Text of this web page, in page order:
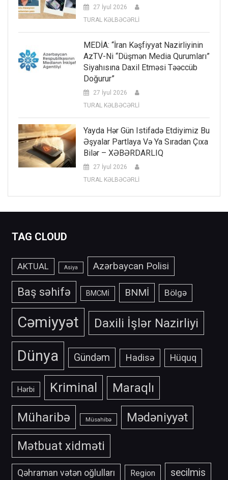
27 İyul 2026
TURAL KƏLBƏCƏRLİ
MEDİA: “İran Kəşfiyyat Nazirliyinin
AzTV-Ni “düşmən Media Qurumları”
Siyahısına Daxil Etməsi Təəccüb
Doğurur”
27 İyul 2026
TURAL KƏLBƏCƏRLİ
Yayda Hər Gün Istifadə Etdiyimiz Bu
Əşyalar Partlaya Və Ya Sıradan Çıxa
Bilər – XƏBƏRDARLIQ
27 İyul 2026
TURAL KƏLBƏCƏRLİ
TAG CLOUD
AKTUAL Asiya Azərbaycan Polisi
Baş səhifə BMCMİ BNMİ Bölgə
Cəmiyyət Daxili İşlər Nazirliyi
Dünya Gündəm Hadisə Hüquq
Hərbi Kriminal Maraqlı
Müharibə Müsahibə
Mədəniyyət
Mətbuat xidməti
Qəhraman vətən oğlulları Region secilmis